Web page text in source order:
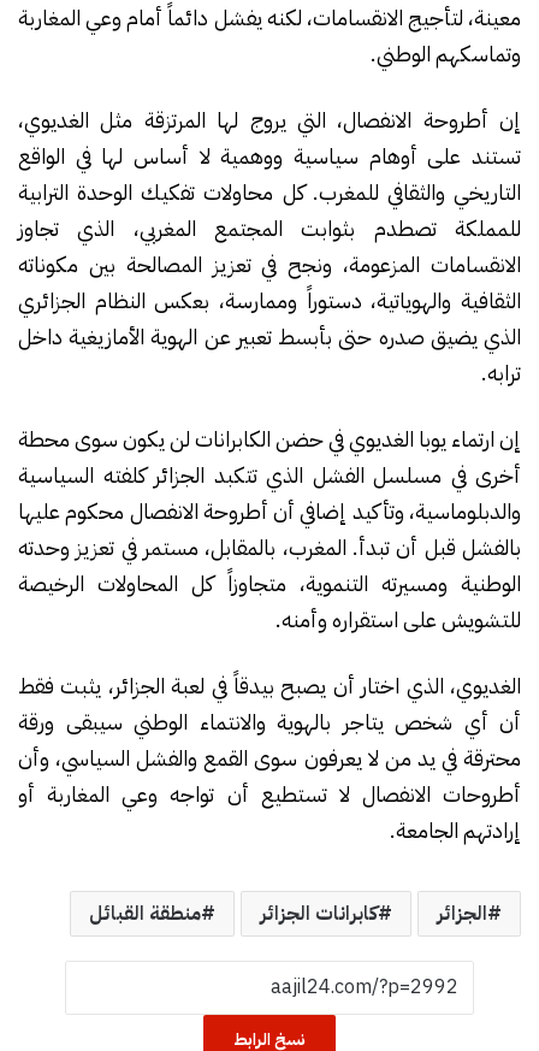
معينة، لتأجيج الانقسامات، لكنه يفشل دائماً أمام وعي المغاربة
وتماسكهم الوطني.
إن أطروحة الانفصال، التي يروج لها المرتزقة مثل الغديوي،
تستند على أوهام سياسية ووهمية لا أساس لها في الواقع
التاريخي والثقافي للمغرب. كل محاولات تفكيك الوحدة الترابية
للمملكة تصطدم بثوابت المجتمع المغربي، الذي تجاوز
الانقسامات المزعومة، ونجح في تعزيز المصالحة بين مكوناته
الثقافية والهوياتية، دستوراً وممارسة، بعكس النظام الجزائري
الذي يضيق صدره حتى بأبسط تعبير عن الهوية الأمازيغية داخل
ترابه.
إن ارتماء يوبا الغديوي في حضن الكابرانات لن يكون سوى محطة
أخرى في مسلسل الفشل الذي تتكبد الجزائر كلفته السياسية
والدبلوماسية، وتأكيد إضافي أن أطروحة الانفصال محكوم عليها
بالفشل قبل أن تبدأ. المغرب، بالمقابل، مستمر في تعزيز وحدته
الوطنية ومسيرته التنموية، متجاوزاً كل المحاولات الرخيصة
للتشويش على استقراره وأمنه.
الغديوي، الذي اختار أن يصبح بيدقاً في لعبة الجزائر، يثبت فقط
أن أي شخص يتاجر بالهوية والانتماء الوطني سيبقى ورقة
محترقة في يد من لا يعرفون سوى القمع والفشل السياسي، وأن
أطروحات الانفصال لا تستطيع أن تواجه وعي المغاربة أو
إرادتهم الجامعة.
الجزائر كابرانات الجزائر منطقة القبائل
نسخ الرابط